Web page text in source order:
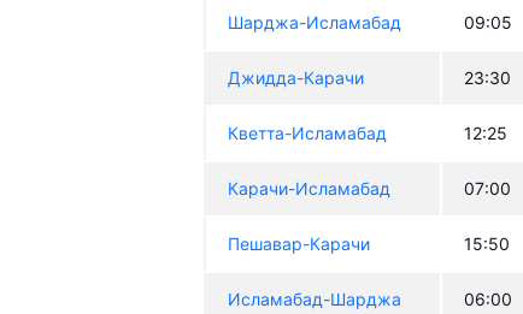
Шарджа-Исламабад 09:05
Джидда-Карачи 23:30
Кветта-Исламабад 12:25
Карачи-Исламабад 07:00
Пешавар-Карачи 15:50
Исламабад-Шарджа 06:00